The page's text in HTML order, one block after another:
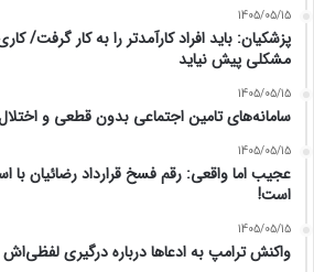
1405/05/15
پزشکیان: باید افراد کارآمدتر را به کار گرفت/
مشکلی پیش نیاید
1405/05/15
سامانه‌های تامین اجتماعی بدون قطعی و
1405/05/15
است!
1405/05/15
واکنش ترامپ به ادعاها درباره درگیری